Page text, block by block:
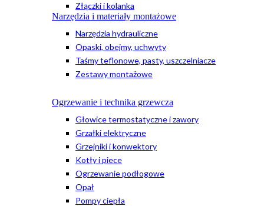
Złączki i kolanka
Narzędzia i materiały montażowe
Narzędzia hydrauliczne
Opaski, obejmy, uchwyty
Taśmy teflonowe, pasty, uszczelniacze
Zestawy montażowe
Ogrzewanie i technika grzewcza
Głowice termostatyczne i zawory
Grzałki elektryczne
Grzejniki i konwektory
Kotły i piece
Ogrzewanie podłogowe
Opał
Pompy ciepła